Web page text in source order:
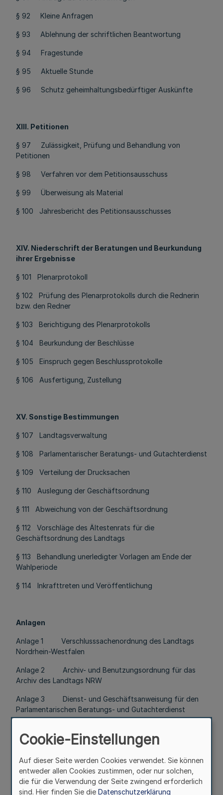
§ 92 Kleine Anfragen
§ 93 Ablehnung der schriftlichen Beantwortung
§ 94 Fragestunde
§ 95 Aktuelle Stunde
§ 96 Schutz geheimhaltungsbedürftiger Auskünfte
XIII. Petitionen
§ 97 Zulässigkeit, Prüfung und Behandlung von
Petitionen
§ 98 Verfahren vor dem Petitionsausschuss
§ 99 Überweisung als Material
§ 100 Jahresbericht des Petitionsausschusses
XIV. Niederschrift der Beratungen und Beurkundung
ihrer Ergebnisse
§ 101 Plenarprotokoll
§ 102 Prüfung des Plenarprotokolls durch die Rednerin
bzw. den Redner
§ 103 Berichtigung des Plenarprotokolls
§ 104 Beurkundung der Beschlüsse
§ 105 Einspruch gegen Beschlussprotokolle
§ 106 Ausfertigung, Zustellung
XV. Sonstige Bestimmungen
§ 107 Landtagsverwaltung
§ 108 Parlamentarischer Beratungs- und Gutachterdienst
§ 109 Verteilung der Drucksachen
§ 110 Auslegung der Geschäftsordnung
§ 111 Abweichung von der Geschäftsordnung
§ 112 Vorschläge des Ältestenrats für die
Geschäftsordnung des Landtags
§ 113 Behandlung unerledigter Vorlagen am Ende der
Wahlperiode
§ 114 Inkrafttreten und Veröffentlichung
Anlagen
Anlage 1 Verschlusssachenordnung des Landtags
Nordrhein-Westfalen
Anlage 2 Archiv- und Benutzungsordnung für das
Archiv des Landtags NRW
Anlage 3 Dienst- und Geschäftsanweisung für den
Parlamentarischen Beratungs- und Gutachterdienst
I. Wahl der Präsidentin bzw. des Präsidenten, der
Stellvertreterinnen bzw. Stellvertreter sowie der
Schriftführerinnen bzw. Schriftführer
§ 1
Cookie-Einstellungen
Auf dieser Seite werden Cookies verwendet. Sie können
entweder allen Cookies zustimmen, oder nur solchen,
die für die Verwendung der Seite zwingend erforderlich
sind. Hier finden Sie die Datenschutzerklärung